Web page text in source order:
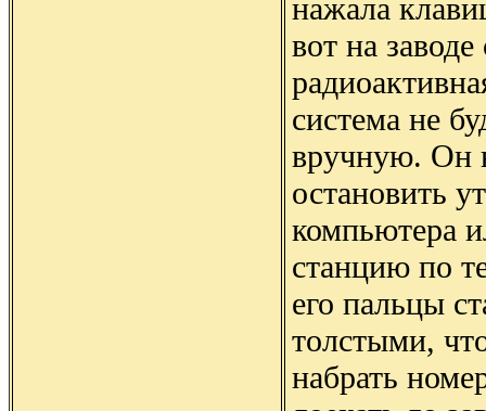
нажала
вот на заводе
система не
вручную. Он
остановить
компьютера
станцию по
его пальцы
толстыми,
набрать